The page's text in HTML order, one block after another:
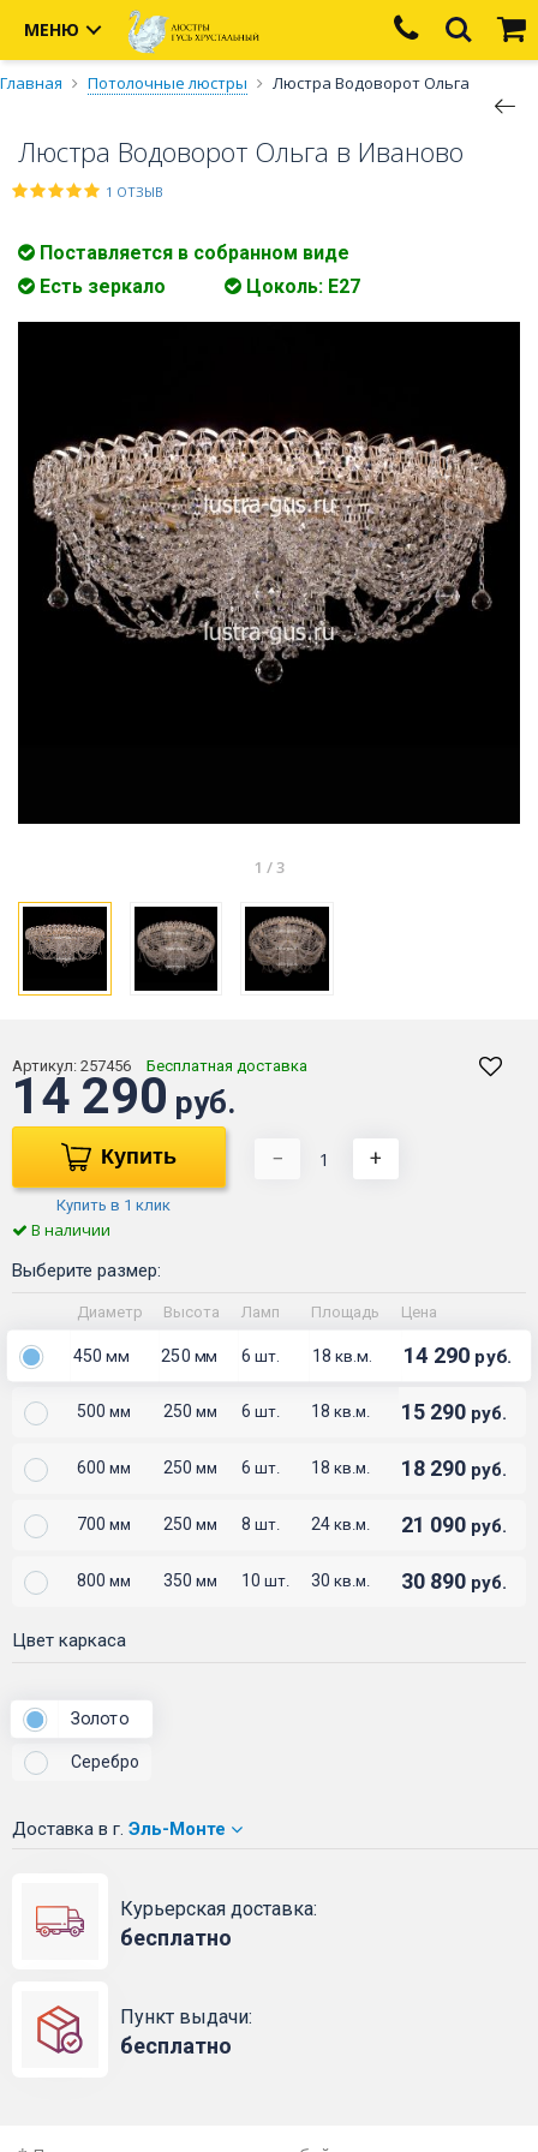
МЕНЮ
Главная Потолочные люстры Люстра Водоворот Ольга
Люстра Водоворот Ольга в Иваново
1 ОТЗЫВ
Поставляется в собранном виде
Есть зеркало
Цоколь: Е27
1 /3
Артикул: 257456 Бесплатная доставка
14 290 руб.
Купить
Купить в 1 клик
− +
В наличии
Выберите размер:
Диаметр Высота Ламп Площадь Цена
450мм 250 мм 6 шт. 18кв.м. 14 290 руб.
500 мм 250 мм 6 шт. 18 кв.м. 15 290 руб.
600 мм 250 мм 6 шт. 18 кв.м. 18 290 руб.
700 мм 250 мм 8 шт. 24 кв.м. 21 090 руб.
800 мм 350 мм 10 шт. 30 кв.м. 30 890 руб.
Цвет каркаса
Золото
Серебро
Доставка в г. Эль-Монте
Курьерская доставка:
бесплатно
Пункт выдачи:
бесплатно